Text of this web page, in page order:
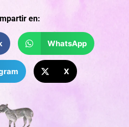
en:
WhatsApp
X